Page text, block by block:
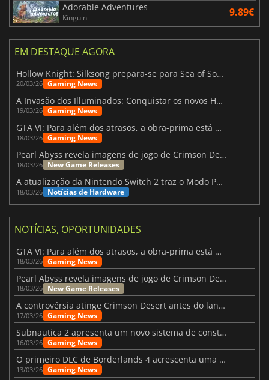
Adorable Adventures
Kinguin 9.89€
EM DESTAQUE AGORA
Hollow Knight: Silksong prepara-se para Sea of Sorrow com um patch
20/03/26 Gaming News
A Invasão dos Illuminados: Conquistar os novos Helldivers 2 Atualização!
19/03/26 Gaming News
GTA VI: Para além dos atrasos, a obra-prima está quase a chegar
18/03/26 Gaming News
Pearl Abyss revela imagens de jogo de Crimson Desert para a PS5
18/03/26 New Game Releases
A atualização da Nintendo Switch 2 traz o Modo Portátil aos jogos mais antigos da Switch
18/03/26 Notícias de Hardware
NOTÍCIAS, OPORTUNIDADES
GTA VI: Para além dos atrasos, a obra-prima está quase a chegar
18/03/26 Gaming News
Pearl Abyss revela imagens de jogo de Crimson Desert para a PS5
18/03/26 New Game Releases
A controvérsia atinge Crimson Desert antes do lançamento
17/03/26 Gaming News
Subnautica 2 apresenta um novo sistema de construção de bases
16/03/26 Gaming News
O primeiro DLC de Borderlands 4 acrescenta uma nova personagem e muito mais
13/03/26 Gaming News